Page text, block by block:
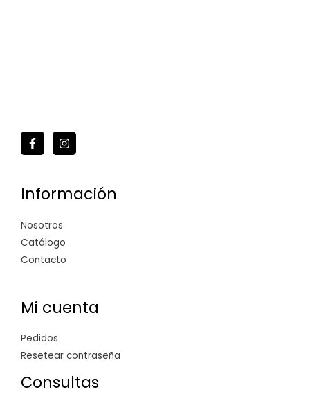
Información
Nosotros
Catálogo
Contacto
Mi cuenta
Pedidos
Resetear contraseña
Consultas